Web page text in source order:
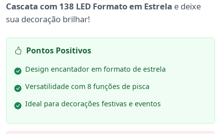
Cascata com 138 LED Formato em Estrela e deixe
sua decoração brilhar!
Pontos Positivos
Design encantador em formato de estrela
Versatilidade com 8 funções de pisca
Ideal para decorações festivas e eventos